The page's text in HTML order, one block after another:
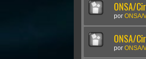
ONSA/
por ONSA/
ONSA/
por ONSA/